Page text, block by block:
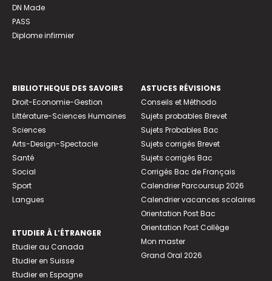
DN Made
PASS
Diplome infirmier
BIBLIOTHEQUE DES SAVOIRS
Droit-Economie-Gestion
Littérature-Sciences Humaines
Sciences
Arts-Design-Spectacle
Santé
Social
Sport
Langues
ETUDIER À L’ÉTRANGER
Etudier au Canada
Etudier en Suisse
Etudier en Espagne
ASTUCES RÉVISIONS
Conseils et Méthodo
Sujets probables Brevet
Sujets Probables Bac
Sujets corrigés Brevet
Sujets corrigés Bac
Corrigés Bac de Français
Calendrier Parcoursup 2026
Calendrier vacances scolaires
Orientation Post Bac
Orientation Post Collège
Mon master
Grand Oral 2026